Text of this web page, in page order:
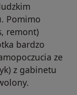
Pomimo
remont)
bardzo
ze
z gabinetu